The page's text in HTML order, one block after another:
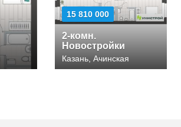
15 810 000
2-комн.
Новостройки
Казань, Ачинская